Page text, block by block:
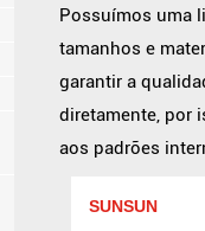
Possuímos uma
tamanhos e
garantir a
diretamente, por
aos padrões
SUNSUN